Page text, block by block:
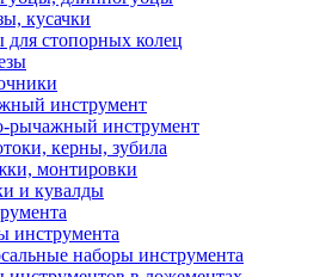
кусачки
стопорных колец
инструмент
рычажный инструмент
керны, зубила
монтировки
и кувалды
инструмента
наборы инструмента